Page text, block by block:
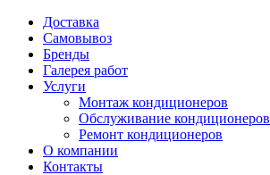
Доставка
Самовывоз
Бренды
Галерея работ
Услуги
Монтаж кондиционеров
Обслуживание кондиционеров
Ремонт кондиционеров
О компании
Контакты